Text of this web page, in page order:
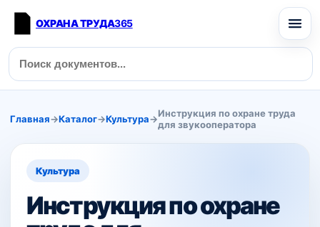
ОХРАНА ТРУДА365
Главная→Каталог→Культура→Инструкция по охране труда
для звукооператора
Культура
Инструкция по охране